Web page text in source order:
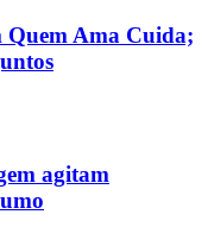
Quem Ama Cuida;
agitam